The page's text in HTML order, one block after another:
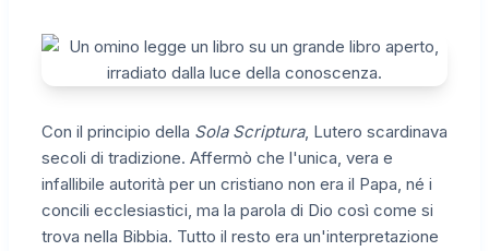
Con il principio della Sola Scriptura, Lutero scardinava
secoli di tradizione. Affermò che l'unica, vera e
infallibile autorità per un cristiano non era il Papa, né i
concili ecclesiastici, ma la parola di Dio così come si
trova nella Bibbia. Tutto il resto era un'interpretazione